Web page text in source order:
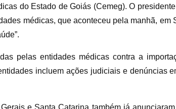
do Estado de Goiás (Cemeg). O
médicas, que aconteceu pela manhã,
pelas entidades médicas contra a
incluem ações judiciais e denúncias
e Santa Catarina também já